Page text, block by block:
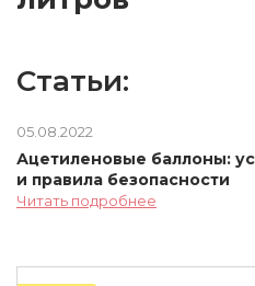
Статьи:
05.08.2022
Ацетиленовые баллоны:
и правила безопасности
Читать подробнее